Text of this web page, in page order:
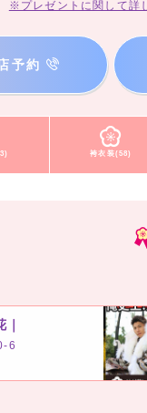
※プレゼントに関して詳
予約
袴衣装(58)
6